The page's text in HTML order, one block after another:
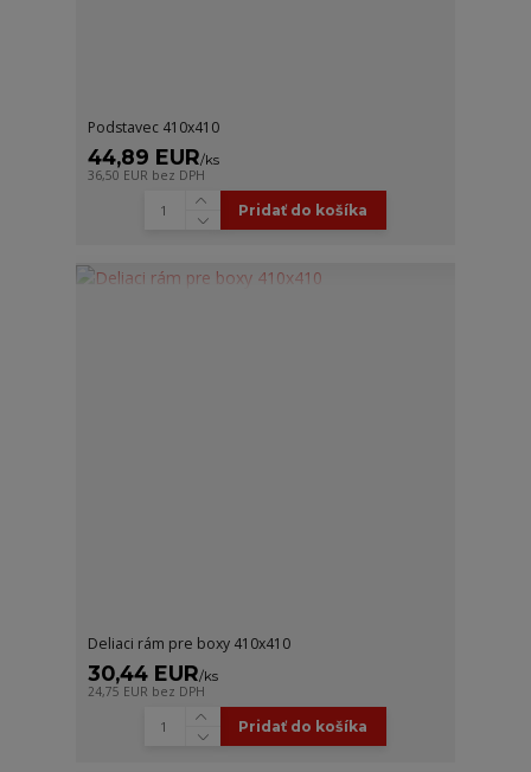
Podstavec 410x410
44,89 EUR/ks
36,50 EUR bez DPH
Pridať do košíka
Deliaci rám pre boxy 410x410
30,44 EUR/ks
24,75 EUR bez DPH
Pridať do košíka